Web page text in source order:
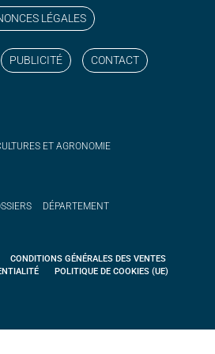
LÉGALES
PUBLICITÉ CONTACT
ET AGRONOMIE
DÉPARTEMENT
CONDITIONS GÉNÉRALES DES VENTES
POLITIQUE DE COOKIES (UE)